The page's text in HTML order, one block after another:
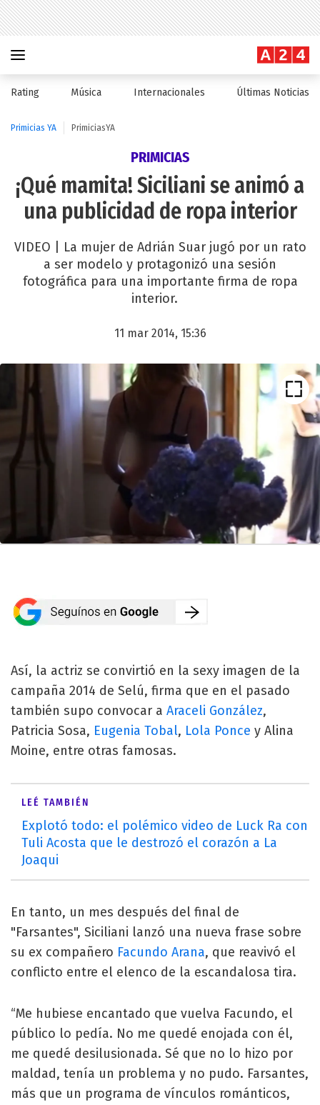
Rating Música Internacionales Últimas Noticias
Primicias YA PrimiciasYA
PRIMICIAS
¡Qué mamita! Siciliani se animó a
una publicidad de ropa interior
VIDEO | La mujer de Adrián Suar jugó por un rato
a ser modelo y protagonizó una sesión
fotográfica para una importante firma de ropa
interior.
11 mar 2014, 15:36
Así, la actriz se convirtió en la sexy imagen de la
campaña 2014 de Selú, firma que en el pasado
también supo convocar a Araceli González,
Patricia Sosa, Eugenia Tobal, Lola Ponce y Alina
Moine, entre otras famosas.
LEÉ TAMBIÉN
Explotó todo: el polémico video de Luck Ra con
Tuli Acosta que le destrozó el corazón a La
Joaqui
En tanto, un mes después del final de
"Farsantes", Siciliani lanzó una nueva frase sobre
su ex compañero Facundo Arana, que reavivó el
conflicto entre el elenco de la escandalosa tira.
“Me hubiese encantado que vuelva Facundo, el
público lo pedía. No me quedé enojada con él,
me quedé desilusionada. Sé que no lo hizo por
maldad, tenía un problema y no pudo. Farsantes,
más que un programa de vínculos románticos,